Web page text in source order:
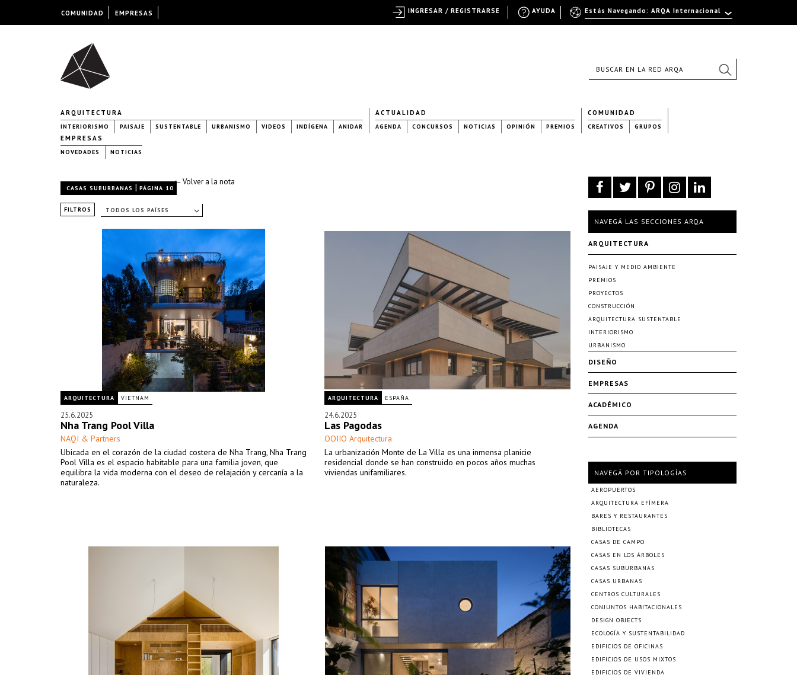
ARQUITECTURA
INTERIORISMO PAISAJE SUSTENTABLE URBANISMO VIDEOS INDÍGENA ANIDAR
ACTUALIDAD
AGENDA CONCURSOS NOTICIAS OPINIÓN PREMIOS
COMUNIDAD
CREATIVOS GRUPOS
EMPRESAS
NOVEDADES NOTICIAS
← Volver a la nota
CASAS SUBURBANAS | PÁGINA 10
FILTROS TODOS LOS PAÍSES
ARQUITECTURA VIETNAM
25.6.2025
Nha Trang Pool Villa
NAQI & Partners
Ubicada en el corazón de la ciudad costera de Nha Trang, Nha Trang
Pool Villa es el espacio habitable para una familia joven, que
equilibra la vida moderna con el deseo de relajación y cercanía a la
naturaleza.
ARQUITECTURA ESPAÑA
24.6.2025
Las Pagodas
OOIIO Arquitectura
La urbanización Monte de La Villa es una inmensa planicie
residencial donde se han construido en pocos años muchas
viviendas unifamiliares.
NAVEGÁ LAS SECCIONES ARQA
ARQUITECTURA
PAISAJE Y MEDIO AMBIENTE
PREMIOS
PROYECTOS
CONSTRUCCIÓN
ARQUITECTURA SUSTENTABLE
INTERIORISMO
URBANISMO
DISEÑO
EMPRESAS
ACADÉMICO
AGENDA
NAVEGÁ POR TIPOLOGÍAS
AEROPUERTOS
ARQUITECTURA EFÍMERA
BARES Y RESTAURANTES
BIBLIOTECAS
CASAS DE CAMPO
CASAS EN LOS ÁRBOLES
CASAS SUBURBANAS
CASAS URBANAS
CENTROS CULTURALES
CONJUNTOS HABITACIONALES
DESIGN OBJECTS
ECOLOGÍA Y SUSTENTABILIDAD
EDIFICIOS DE OFICINAS
EDIFICIOS DE USOS MIXTOS
EDIFICIOS DE VIVIENDA
COMUNIDAD EMPRESAS Estás Navegando: ARQA Internacional
AYUDA
INGRESAR / REGISTRARSE